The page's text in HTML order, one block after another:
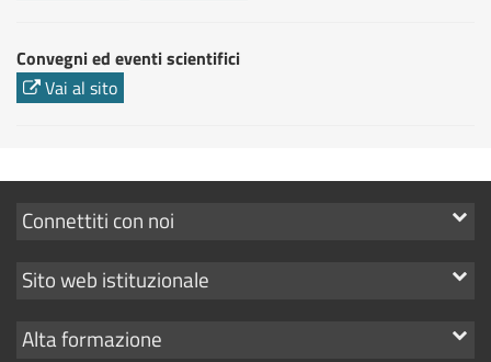
Convegni ed eventi scientifici
Vai al sito
Mostra
link
Connettiti con noi
Mostra
link
Sito web istituzionale
Mostra
Alta formazione